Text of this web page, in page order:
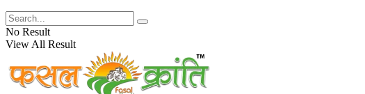
No Result
View All Result